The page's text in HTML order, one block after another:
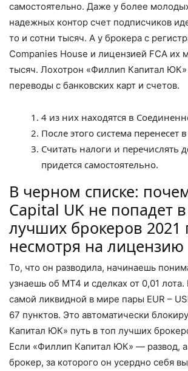
самостоятельно. Даже у более
надежных контор счет подписчиков
то и сотни тысяч. А у брокера с
Companies House и лицензией FCA их
тысяч. Лохотрон «Филлип Капитал
переводы с банковских карт и счетов.
4 из них находятся в
После этого система перенесет
Считать налоги и перечислять
придется самостоятельно.
В черном списке:
Capital UK не попадет
лучших брокеров 2021
несмотря на лицензию
То, что он разводила, начинаешь
узнаешь об MT4 и сделках от 0,01
самой ликвидной в мире пары EUR –
67 пунктов. Это автоматически
Капитал ЮК» путь в топ лучших
Если «Филлип Капитал ЮК» — развод,
брокер, за которого он усердно себя